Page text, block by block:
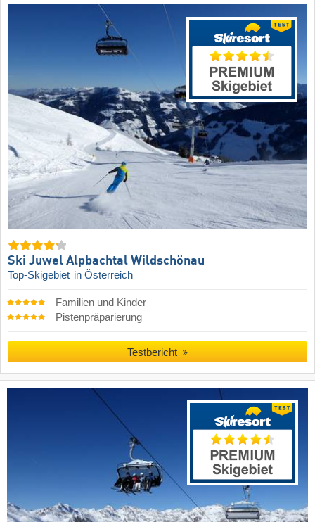
Ski Juwel Alpbachtal Wildschönau
Top-Skigebiet in Österreich
Familien und Kinder
Pistenpräparierung
Testbericht